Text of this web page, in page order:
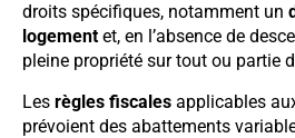
droits spécifiques, notamment un
logement et, en l’absence de
pleine propriété sur tout ou partie
Les règles fiscales applicables
prévoient des abattements